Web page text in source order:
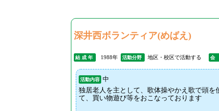
深井西ボランティア(めばえ)
結 成 年 1988年 活動分野 地区・校区で活動する
活動内容 中
独居老人を主として、歌体操やかえ歌で頭を
て、買い物遊び等をおこなっております